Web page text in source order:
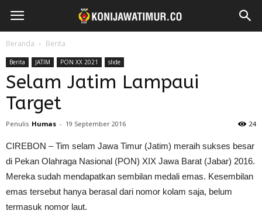
Beranda Berita
Berita JATIM PON XX 2021 slide
Selam Jatim Lampaui
Target
Penulis Humas - 19 September 2016 24
CIREBON – Tim selam Jawa Timur (Jatim) meraih sukses besar
di Pekan Olahraga Nasional (PON) XIX Jawa Barat (Jabar) 2016.
Mereka sudah mendapatkan sembilan medali emas. Kesembilan
emas tersebut hanya berasal dari nomor kolam saja, belum
termasuk nomor laut.